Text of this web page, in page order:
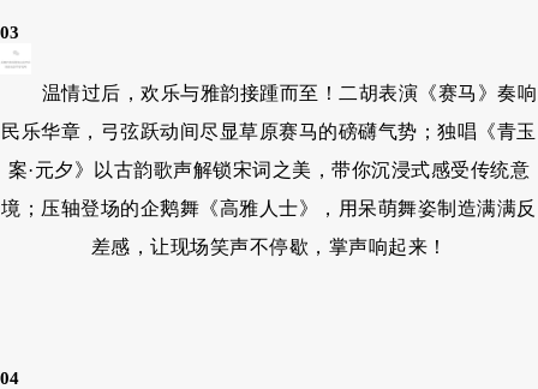
03
温情过后，欢乐与雅韵接踵而至！二胡表演《赛马》奏响
民乐华章，弓弦跃动间尽显草原赛马的磅礴气势；独唱《青玉
案·元夕》以古韵歌声解锁宋词之美，带你沉浸式感受传统意
境；压轴登场的企鹅舞《高雅人士》，用呆萌舞姿制造满满反
差感，让现场笑声不停歇，掌声响起来！
04